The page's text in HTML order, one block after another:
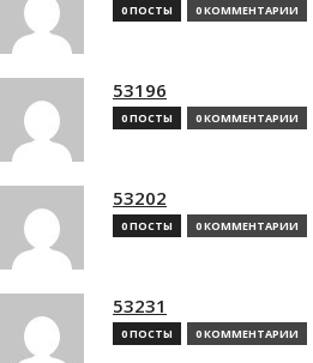
0 ПОСТЫ 0 КОММЕНТАРИИ
53196
0 ПОСТЫ 0 КОММЕНТАРИИ
53202
0 ПОСТЫ 0 КОММЕНТАРИИ
53231
0 ПОСТЫ 0 КОММЕНТАРИИ